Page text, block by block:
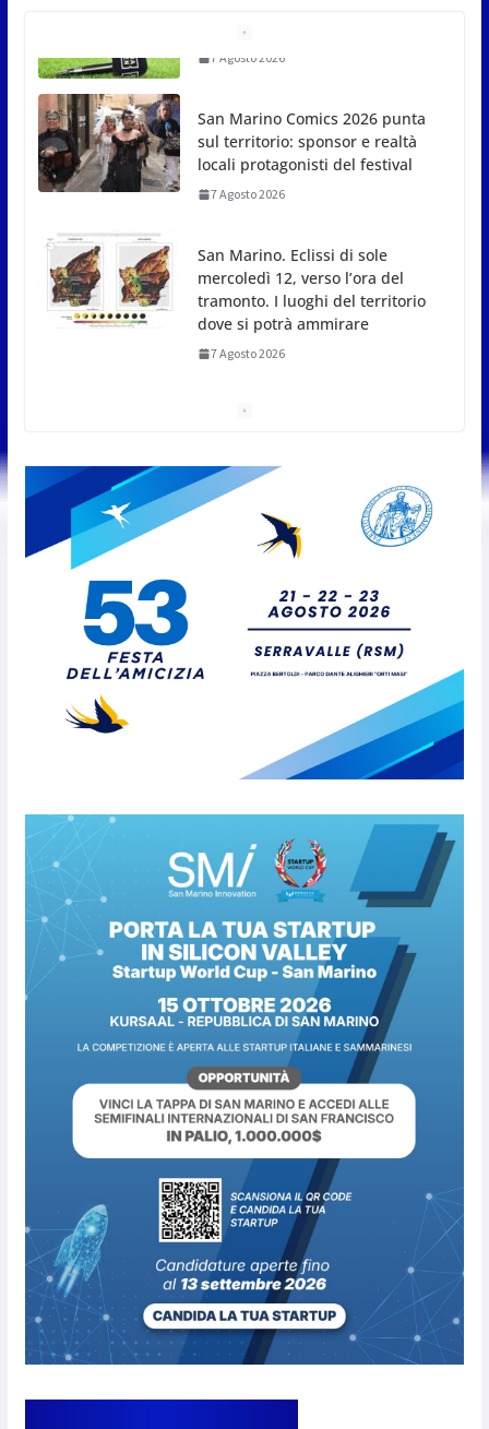
locali protagonisti del festival
7 Agosto 2026
tramonto. I luoghi del territorio
dove si potrà ammirare
7 Agosto 2026
salate
7 Agosto 2026
Caccuri celebra Roberto Sergio:
della città e premio alla carriera
7 Agosto 2026
partnership tra FIFA+ e DAZN